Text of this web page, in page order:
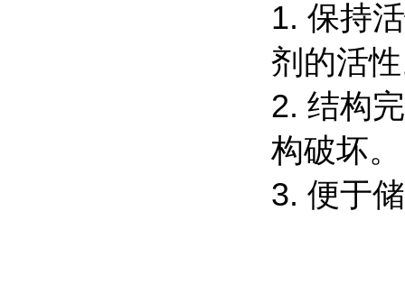
1. 保持
剂的活
2. 结构
构破坏。
3. 便于